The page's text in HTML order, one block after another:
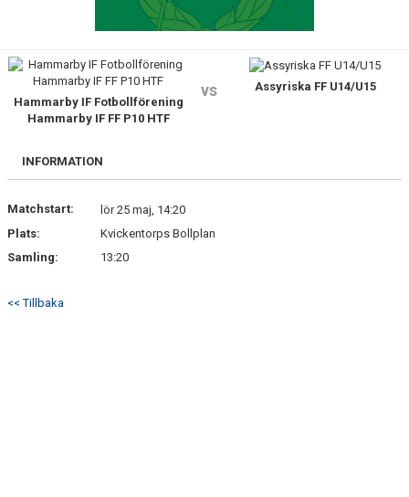
KONTAKT
Hammarby IF Fotbollförening
Hammarby IF FF P10 HTF
vs Assyriska FF U14/U15
INFORMATION
Matchstart:
lör 25 maj, 14:20
Plats:
Kvickentorps Bollplan
Samling:
13:20
<< Tillbaka